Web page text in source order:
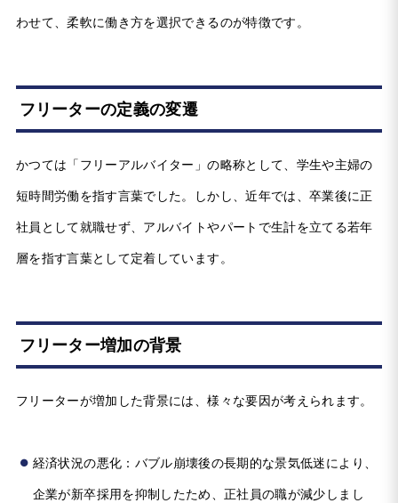
わせて、柔軟に働き方を選択できるのが特徴です。
フリーターの定義の変遷
かつては「フリーアルバイター」の略称として、学生や主婦の
短時間労働を指す言葉でした。しかし、近年では、卒業後に正
社員として就職せず、アルバイトやパートで生計を立てる若年
層を指す言葉として定着しています。
フリーター増加の背景
フリーターが増加した背景には、様々な要因が考えられます。
経済状況の悪化：バブル崩壊後の長期的な景気低迷により、
企業が新卒採用を抑制したため、正社員の職が減少しまし